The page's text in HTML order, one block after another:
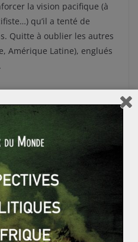
la vision pacifique (à
qu’il a tenté de
Quitte à oublier les autres
Amérique Latine), englués
une récompense à val
pour Mitt Romney ?